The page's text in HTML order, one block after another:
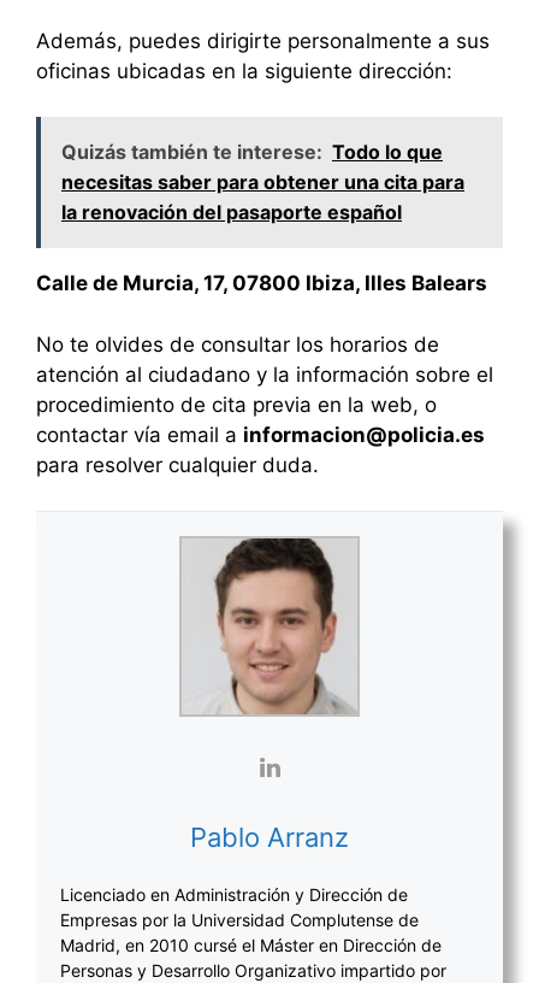
Además, puedes dirigirte personalmente a sus
oficinas ubicadas en la siguiente dirección:
Quizás también te interese: Todo lo que
necesitas saber para obtener una cita para
la renovación del pasaporte español
Calle de Murcia, 17, 07800 Ibiza, Illes Balears
No te olvides de consultar los horarios de
atención al ciudadano y la información sobre el
procedimiento de cita previa en la web, o
contactar vía email a informacion@policia.es
para resolver cualquier duda.
Pablo Arranz
Licenciado en Administración y Dirección de
Empresas por la Universidad Complutense de
Madrid, en 2010 cursé el Máster en Dirección de
Personas y Desarrollo Organizativo impartido por